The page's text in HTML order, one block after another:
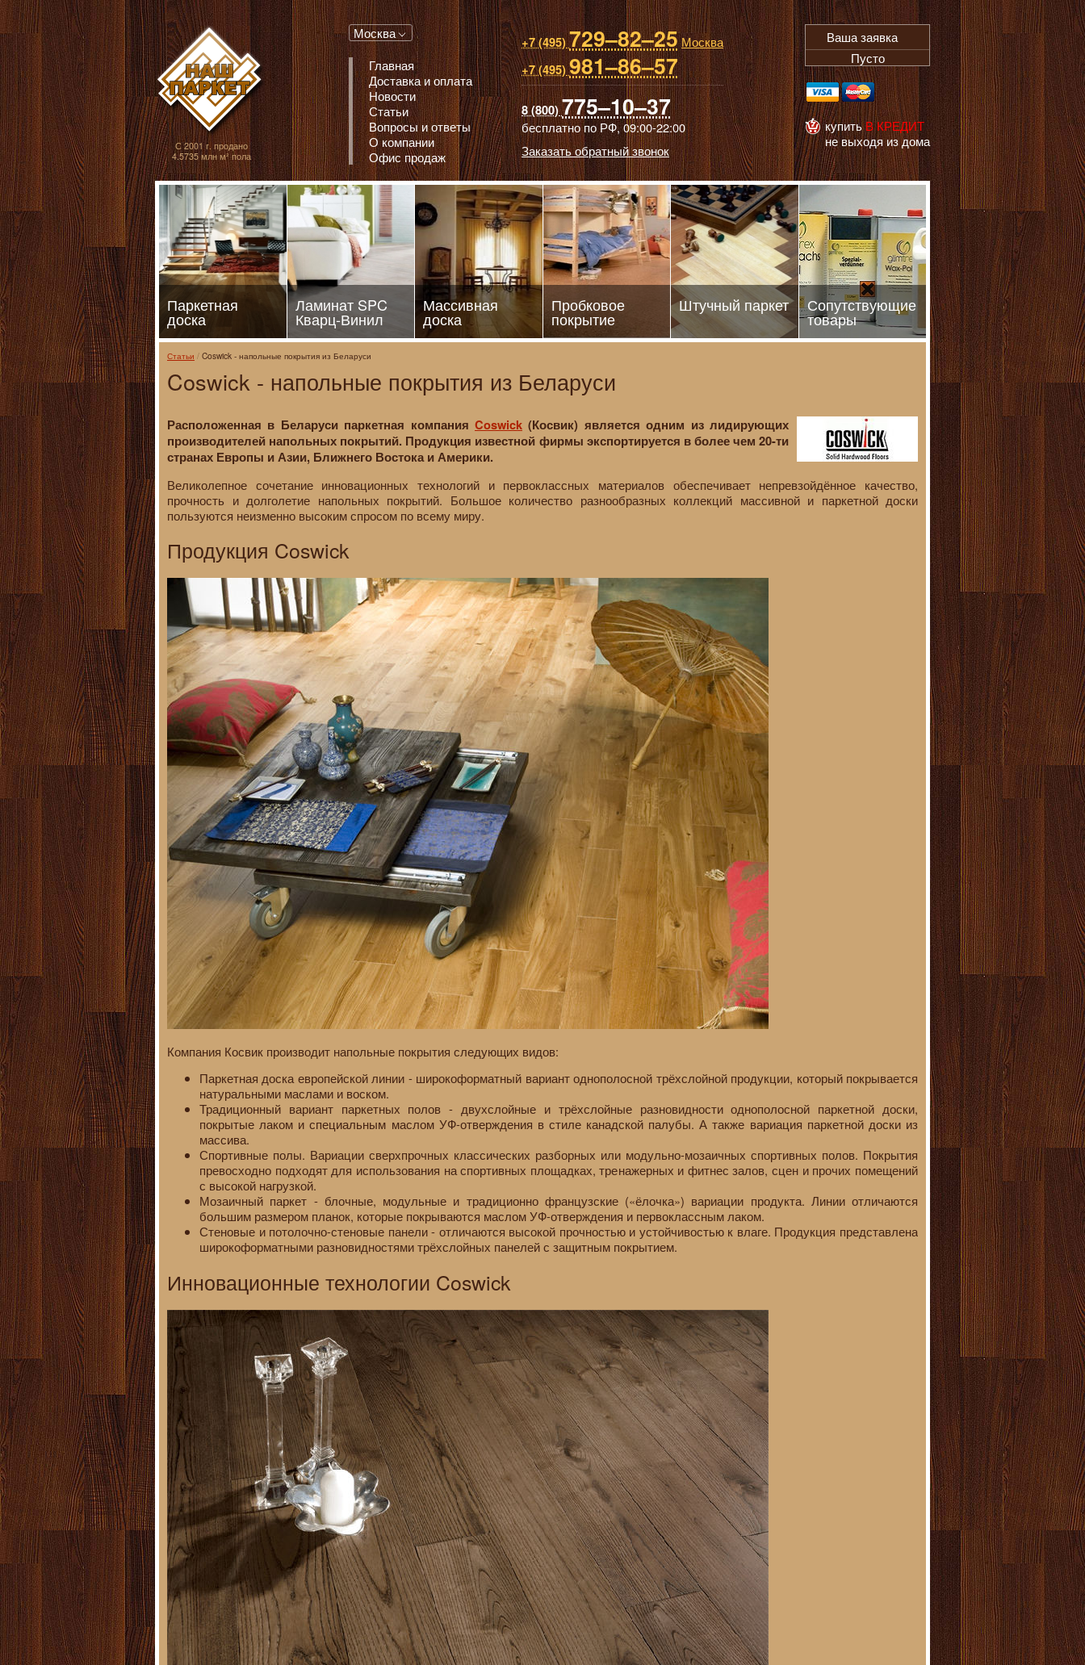
Паркет, Штучный паркет, Массивная доска, Ламинированный паркет
С 2001 г. продано
4.5735 млн м² пола
Москва
Главная
Доставка и оплата
Новости
Статьи
Вопросы и ответы
О компании
Офис продаж
+7 (495)729–82–25 Москва
+7 (495)981–86–57
8 (800)775–10–37
бесплатно по РФ,09:00-22:00
Заказать обратный звонок
Ваша заявка
Пусто
купитьВ КРЕДИТ
не выходя из дома
Паркетная
доска
Ламинат SPC
Кварц-Винил
Массивная
доска
Пробковое
покрытие
Штучный паркет Сопутствующие
товары
Статьи Coswick - напольные покрытия из Беларуси
Coswick - напольные покрытия из Беларуси
Расположенная в Беларуси паркетная компания Coswick (Косвик) является одним из лидирующих
производителей напольных покрытий. Продукция известной фирмы экспортируется в более чем 20-ти
странах Европы и Азии, Ближнего Востока и Америки.
Великолепное сочетание инновационных технологий и первоклассных материалов обеспечивает непревзойдённое качество,
прочность и долголетие напольных покрытий. Большое количество разнообразных коллекций массивной и паркетной доски
пользуются неизменно высоким спросом по всему миру.
Продукция Coswick
Компания Косвик производит напольные покрытия следующих видов:
Паркетная доска европейской линии - широкоформатный вариант однополосной трёхслойной продукции, который покрывается
натуральными маслами и воском.
Традиционный вариант паркетных полов - двухслойные и трёхслойные разновидности однополосной паркетной доски,
покрытые лаком и специальным маслом УФ-отверждения в стиле канадской палубы. А также вариация паркетной доски из
массива.
Спортивные полы. Вариации сверхпрочных классических разборных или модульно-мозаичных спортивных полов. Покрытия
превосходно подходят для использования на спортивных площадках, тренажерных и фитнес залов, сцен и прочих помещений
с высокой нагрузкой.
Мозаичный паркет - блочные, модульные и традиционно французские («ёлочка») вариации продукта. Линии отличаются
большим размером планок, которые покрываются маслом УФ-отверждения и первоклассным лаком.
Стеновые и потолочно-стеновые панели - отличаются высокой прочностью и устойчивостью к влаге. Продукция представлена
широкоформатными разновидностями трёхслойных панелей с защитным покрытием.
Инновационные технологии Coswick